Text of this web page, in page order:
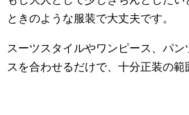
ときのような服装で大丈夫です。
スーツスタイルやワンピース、パン
スを合わせるだけで、十分正装の範